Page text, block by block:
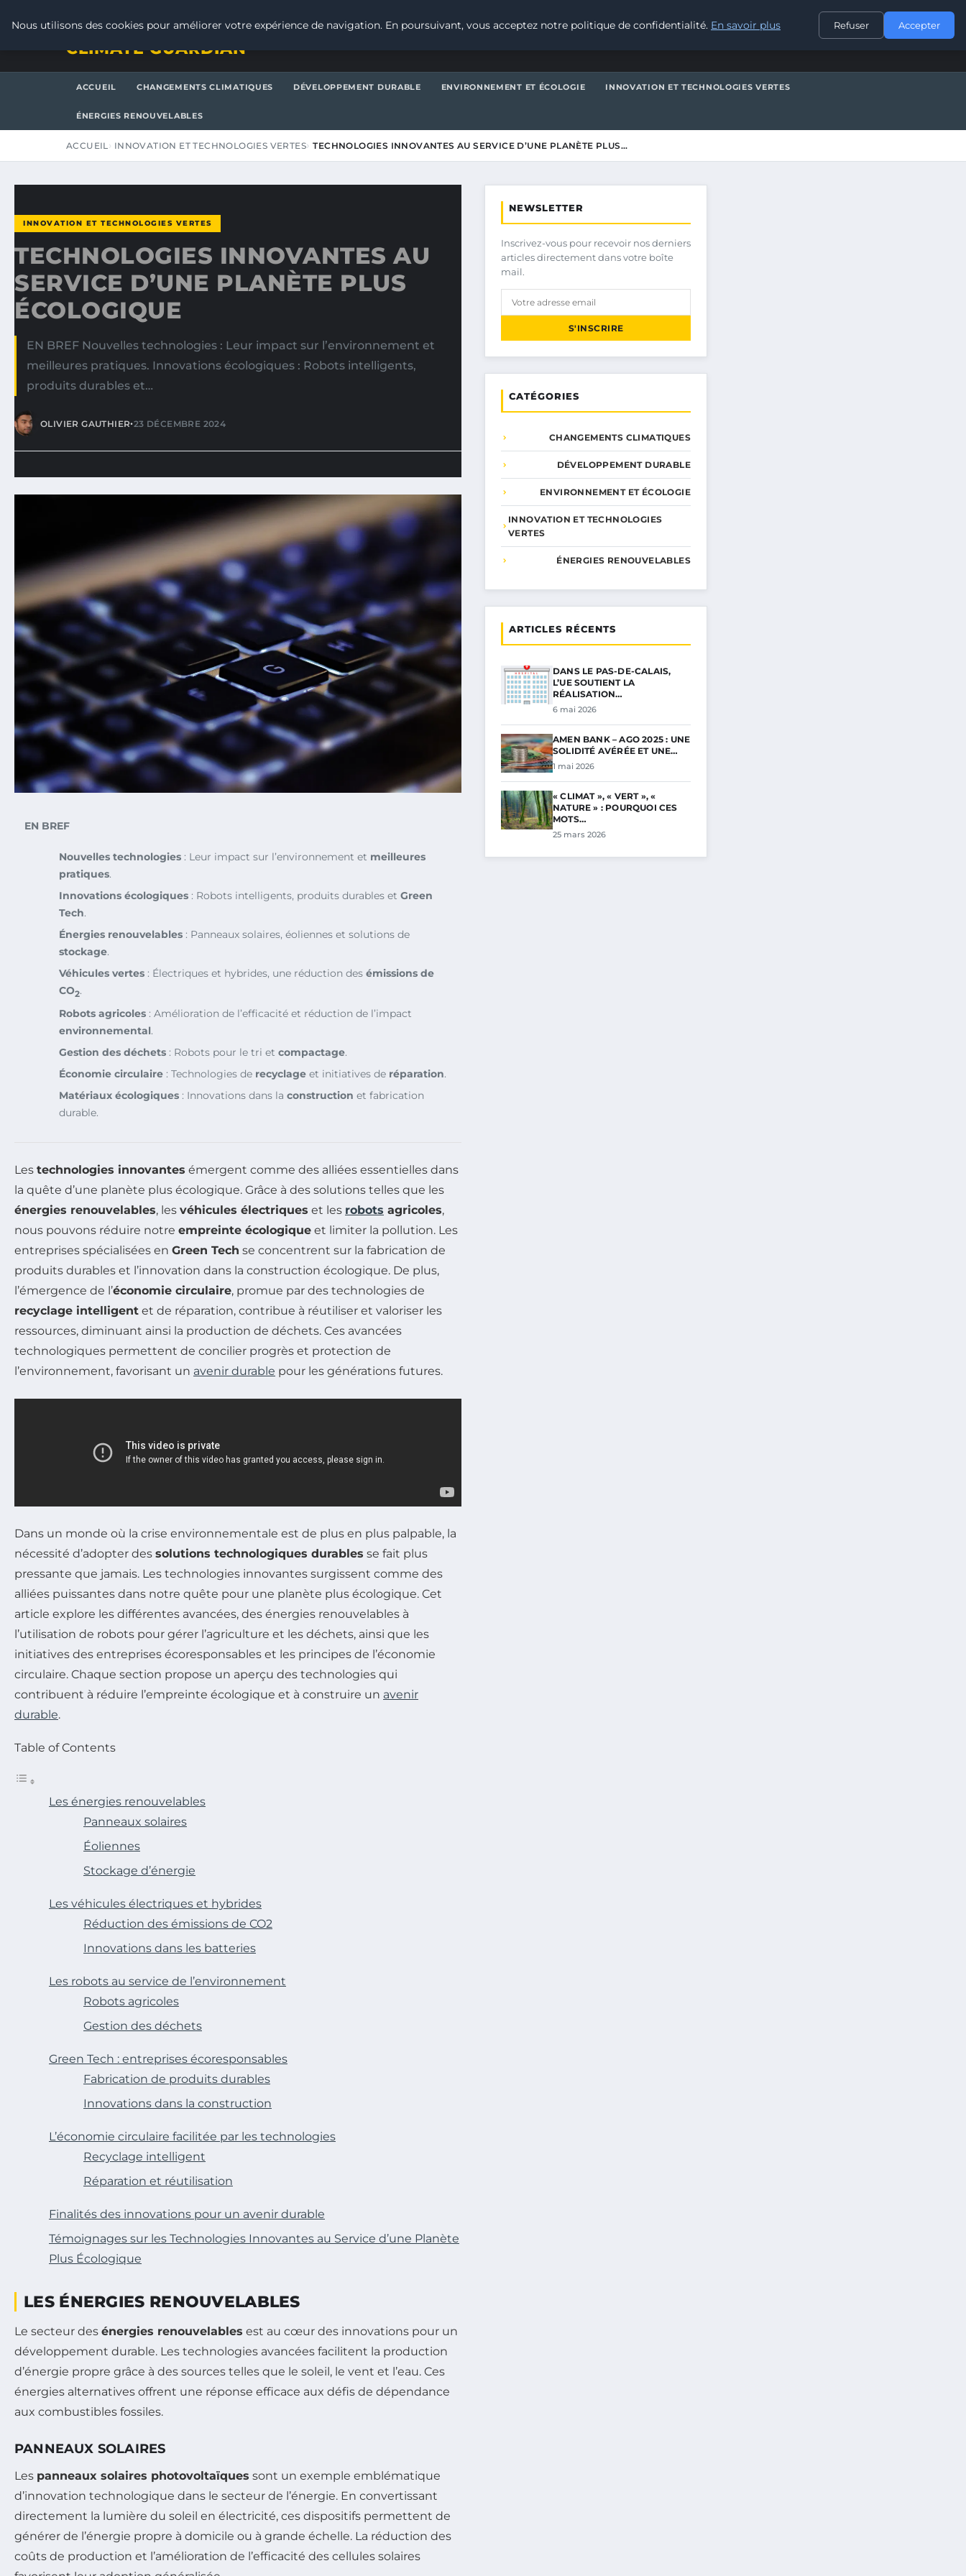
CONTACT
CLIMATE GUARDIAN
ACCUEIL CHANGEMENTS CLIMATIQUES DÉVELOPPEMENT DURABLE ENVIRONNEMENT ET ÉCOLOGIE INNOVATION ET TECHNOLOGIES VERTES
ÉNERGIES RENOUVELABLES
ACCUEIL INNOVATION ET TECHNOLOGIES VERTES TECHNOLOGIES INNOVANTES AU SERVICE D’UNE PLANÈTE PLUS…
INNOVATION ET TECHNOLOGIES VERTES
TECHNOLOGIES INNOVANTES AU
SERVICE D’UNE PLANÈTE PLUS
ÉCOLOGIQUE
EN BREF Nouvelles technologies : Leur impact sur l’environnement et
meilleures pratiques. Innovations écologiques : Robots intelligents,
produits durables et…
OLIVIER GAUTHIER•23 DÉCEMBRE 2024
EN BREF
Nouvelles technologies : Leur impact sur l’environnement et meilleures
pratiques.
Innovations écologiques : Robots intelligents, produits durables et Green
Tech.
Énergies renouvelables : Panneaux solaires, éoliennes et solutions de
stockage.
Véhicules vertes : Électriques et hybrides, une réduction des émissions de
CO2.
Robots agricoles : Amélioration de l’efficacité et réduction de l’impact
environnemental.
Gestion des déchets : Robots pour le tri et compactage.
Économie circulaire : Technologies de recyclage et initiatives de réparation.
Matériaux écologiques : Innovations dans la construction et fabrication
durable.
Les technologies innovantes émergent comme des alliées essentielles dans
la quête d’une planète plus écologique. Grâce à des solutions telles que les
énergies renouvelables, les véhicules électriques et les robots agricoles,
nous pouvons réduire notre empreinte écologique et limiter la pollution. Les
entreprises spécialisées en Green Tech se concentrent sur la fabrication de
produits durables et l’innovation dans la construction écologique. De plus,
l’émergence de l’économie circulaire, promue par des technologies de
recyclage intelligent et de réparation, contribue à réutiliser et valoriser les
ressources, diminuant ainsi la production de déchets. Ces avancées
technologiques permettent de concilier progrès et protection de
l’environnement, favorisant un avenir durable pour les générations futures.
Dans un monde où la crise environnementale est de plus en plus palpable, la
nécessité d’adopter des solutions technologiques durables se fait plus
pressante que jamais. Les technologies innovantes surgissent comme des
alliées puissantes dans notre quête pour une planète plus écologique. Cet
article explore les différentes avancées, des énergies renouvelables à
l’utilisation de robots pour gérer l’agriculture et les déchets, ainsi que les
initiatives des entreprises écoresponsables et les principes de l’économie
circulaire. Chaque section propose un aperçu des technologies qui
contribuent à réduire l’empreinte écologique et à construire un avenir
durable.
Table of Contents
Les énergies renouvelables
Panneaux solaires
Éoliennes
Stockage d’énergie
Les véhicules électriques et hybrides
Réduction des émissions de CO2
Innovations dans les batteries
Les robots au service de l’environnement
Robots agricoles
Gestion des déchets
Green Tech : entreprises écoresponsables
Fabrication de produits durables
Innovations dans la construction
L’économie circulaire facilitée par les technologies
Recyclage intelligent
Réparation et réutilisation
Finalités des innovations pour un avenir durable
Témoignages sur les Technologies Innovantes au Service d’une Planète
Plus Écologique
LES ÉNERGIES RENOUVELABLES
Le secteur des énergies renouvelables est au cœur des innovations pour un
développement durable. Les technologies avancées facilitent la production
d’énergie propre grâce à des sources telles que le soleil, le vent et l’eau. Ces
énergies alternatives offrent une réponse efficace aux défis de dépendance
aux combustibles fossiles.
PANNEAUX SOLAIRES
Les panneaux solaires photovoltaïques sont un exemple emblématique
d’innovation technologique dans le secteur de l’énergie. En convertissant
directement la lumière du soleil en électricité, ces dispositifs permettent de
générer de l’énergie propre à domicile ou à grande échelle. La réduction des
coûts de production et l’amélioration de l’efficacité des cellules solaires
NEWSLETTER
Inscrivez-vous pour recevoir nos derniers
articles directement dans votre boîte
mail.
S'INSCRIRE
CATÉGORIES
CHANGEMENTS CLIMATIQUES
DÉVELOPPEMENT DURABLE
ENVIRONNEMENT ET ÉCOLOGIE
INNOVATION ET TECHNOLOGIES
VERTES
ÉNERGIES RENOUVELABLES
ARTICLES RÉCENTS
DANS LE PAS-DE-CALAIS,
L’UE SOUTIENT LA
RÉALISATION…
6 mai 2026
AMEN BANK – AGO 2025 : UNE
SOLIDITÉ AVÉRÉE ET UNE…
1 mai 2026
« CLIMAT », « VERT », «
NATURE » : POURQUOI CES
MOTS…
25 mars 2026
Nous utilisons des cookies pour améliorer votre expérience de navigation. En poursuivant, vous acceptez notre politique de confidentialité. En savoir plus Refuser Accepter